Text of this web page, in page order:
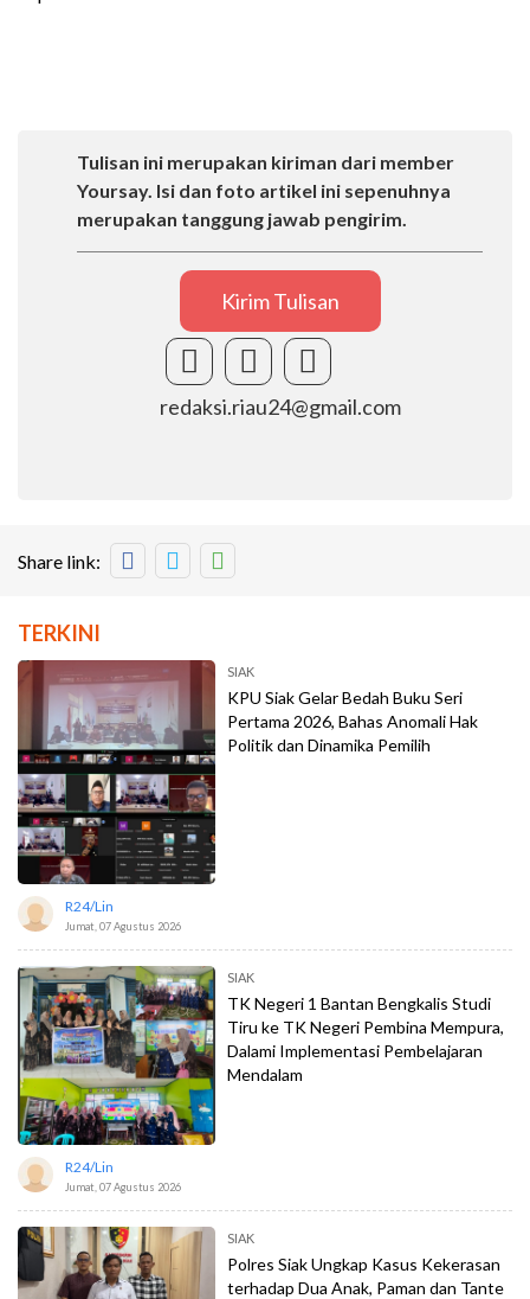
Tulisan ini merupakan kiriman dari member
Yoursay. Isi dan foto artikel ini sepenuhnya
merupakan tanggung jawab pengirim.
Kirim Tulisan
redaksi.riau24@gmail.com
Share link:
TERKINI
SIAK
KPU Siak Gelar Bedah Buku Seri
Pertama 2026, Bahas Anomali Hak
Politik dan Dinamika Pemilih
R24/lin
Jumat, 07 Agustus 2026
SIAK
TK Negeri 1 Bantan Bengkalis Studi
Tiru ke TK Negeri Pembina Mempura,
Dalami Implementasi Pembelajaran
Mendalam
R24/lin
Jumat, 07 Agustus 2026
SIAK
Polres Siak Ungkap Kasus Kekerasan
terhadap Dua Anak, Paman dan Tante